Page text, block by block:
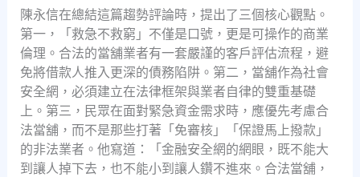
陳永信在總結這篇趨勢評論時，提出了三個核心觀點。
第一，「救急不救窮」不僅是口號，更是可操作的商業
倫理。合法的當舖業者有一套嚴謹的客戶評估流程，避
免將借款人推入更深的債務陷阱。第二，當舖作為社會
安全網，必須建立在法律框架與業者自律的雙重基礎
上。第三，民眾在面對緊急資金需求時，應優先考慮合
法當舖，而不是那些打著「免審核」「保證馬上撥款」
的非法業者。他寫道：「金融安全網的網眼，既不能大
到讓人掉下去，也不能小到讓人鑽不進來。合法當舖，